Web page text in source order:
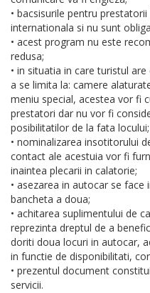
• bacsisurile pentru
internationala si nu sunt
• acest program nu este
redusa;
• in situatia in care turistul
a se limita la: camere
meniu special, acestea vor fi
prestatori dar nu vor fi
posibilitatilor de la fata locului;
• nominalizarea insotitorului
contact ale acestuia vor fi
inaintea plecarii in calatorie;
• asezarea in autocar se
bancheta a doua;
• achitarea suplimentului de
reprezinta dreptul de a
doriti doua locuri in autocar,
in functie de disponibilitati,
• prezentul document
servicii.